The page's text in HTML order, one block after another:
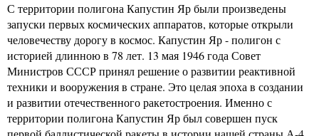
С территории полигона Капустин Яр были произведены
запуски первых космических аппаратов, которые открыли
человечеству дорогу в космос. Капустин Яр - полигон с
историей длинною в 78 лет. 13 мая 1946 года Совет
Министров СССР принял решение о развитии реактивной
техники и вооружения в стране. Это целая эпоха в создании
и развитии отечественного ракетостроения. Именно с
территории полигона Капустин Яр был совершен пуск